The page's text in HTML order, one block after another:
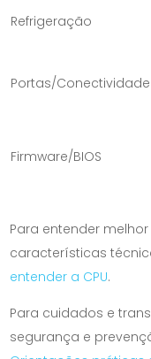
Refrigeração
Portas/Conectividade
Firmware/BIOS
Para entender
características
entender a CPU.
Para cuidados e
segurança e